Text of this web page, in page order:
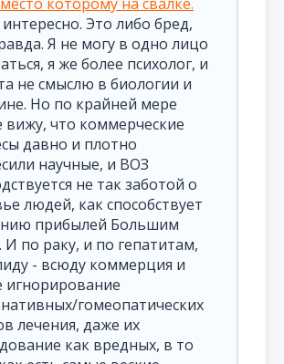
Это либо бред,
Я не могу в одно лицо
я же более психолог, и
не смыслю в биологии и
Но по крайней мере
вижу, что коммерческие
давно и плотно
научные, и ВОЗ
не так заботой о
людей, как способствует
прибылей Большим
по раку, и по гепатитам,
- всюду коммерция и
игнорирование
гомеопатических
лечения, даже их
как вредных, в то